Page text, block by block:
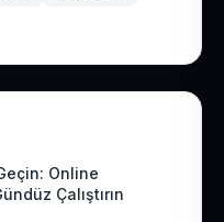
Online
Çalıştırın